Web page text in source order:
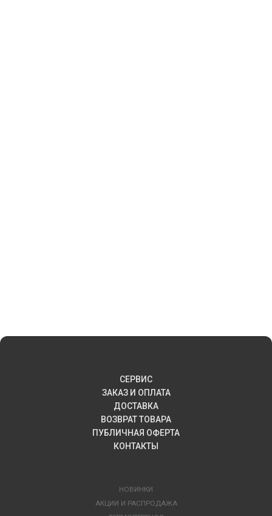
СЕРВИС
ЗАКАЗ И ОПЛАТА
ДОСТАВКА
ВОЗВРАТ ТОВАРА
ПУБЛИЧНАЯ ОФЕРТА
КОНТАКТЫ
НОВИНКИ
АКЦИИ И РАСПРОДАЖА